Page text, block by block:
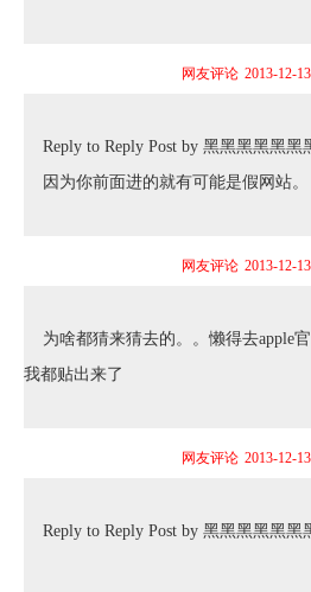
网友评论 2013-12-
Reply to Reply Post by 黑黑黑黑黑黑
因为你前面进的就有可能是假网站。
网友评论 2013-12-
为啥都猜来猜去的。。懒得去apple
我都贴出来了
网友评论 2013-12-
Reply to Reply Post by 黑黑黑黑黑黑